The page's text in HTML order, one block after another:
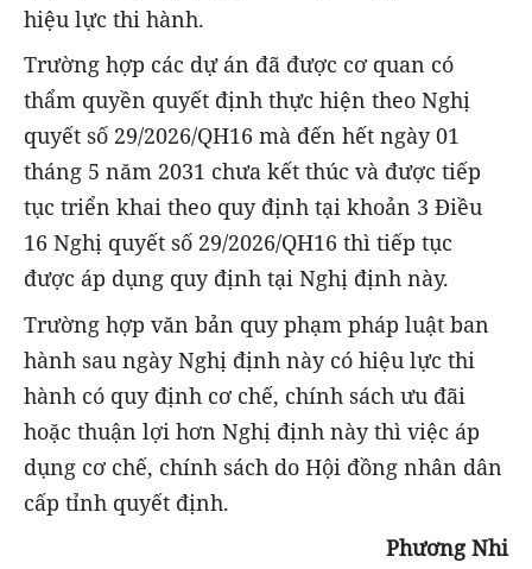
hiệu lực thi hành.
Trường hợp các dự án đã được cơ quan có
thẩm quyền quyết định thực hiện theo Nghị
quyết số 29/2026/QH16 mà đến hết ngày 01
tháng 5 năm 2031 chưa kết thúc và được tiếp
tục triển khai theo quy định tại khoản 3 Điều
16 Nghị quyết số 29/2026/QH16 thì tiếp tục
được áp dụng quy định tại Nghị định này.
Trường hợp văn bản quy phạm pháp luật ban
hành sau ngày Nghị định này có hiệu lực thi
hành có quy định cơ chế, chính sách ưu đãi
hoặc thuận lợi hơn Nghị định này thì việc áp
dụng cơ chế, chính sách do Hội đồng nhân dân
cấp tỉnh quyết định.
Phương Nhi